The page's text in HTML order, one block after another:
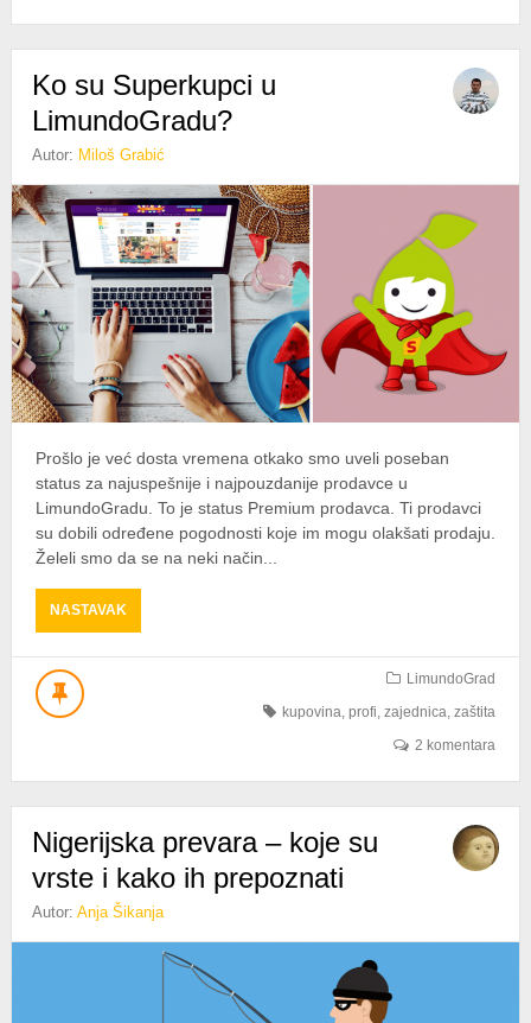
Ko su Superkupci u
LimundoGradu?
Autor: Miloš Grabić
Prošlo je već dosta vremena otkako smo uveli poseban
status za najuspešnije i najpouzdanije prodavce u
LimundoGradu. To je status Premium prodavca. Ti prodavci
su dobili određene pogodnosti koje im mogu olakšati prodaju.
Želeli smo da se na neki način...
NASTAVAKABOUT
KO
SU
LimundoGrad
kupovina,profi,zajednica,zaštita
2 komentara
Nigerijska prevara – koje su
vrste i kako ih prepoznati
Autor:Anja Šikanja